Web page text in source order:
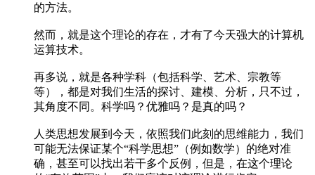
的方法。
然而，就是这个理论的存在，才有了今天强大的计算机
运算技术。
再多说，就是各种学科（包括科学、艺术、宗教等
等），都是对我们生活的探讨、建模、分析，只不过，
其角度不同。科学吗？优雅吗？是真的吗？
人类思想发展到今天，依照我们此刻的思维能力，我们
可能无法保证某个“科学思想”（例如数学）的绝对准
确，甚至可以找出若干多个反例，但是，在这个理论